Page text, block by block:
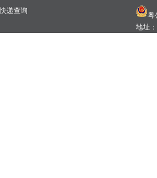
快递查询
粤
地址